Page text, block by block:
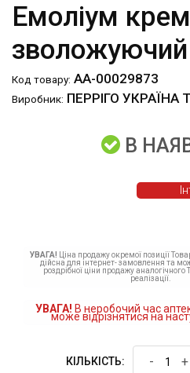
Емоліум крем
Код товару: АА-00029873
Виробник: ПЕРРІГО УКРАЇНА
В
УВАГА! Ціна продажу окремої позиції
дійсна для інтернет- замовлення та
роздрібної ціни продажу аналогічного
реалізації.
УВАГА! В неробочий час
може відрізнятися на
КІЛЬКІСТЬ: - +